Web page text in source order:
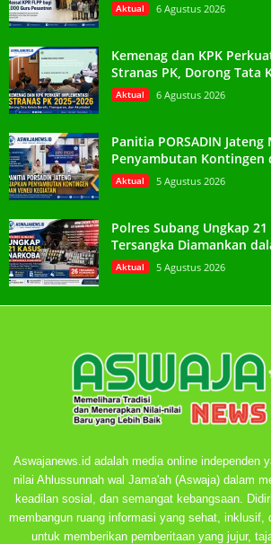
Aktual 6 Agustus 2026
Kemenag dan KPK
Stranas PK, Dorong Tata
Aktual 6 Agustus 2026
Panitia PORSADIN
Penyambutan Kontingen
Aktual 5 Agustus 2026
Polres Subang Ungkap
Tersangka Diamankan
Aktual 5 Agustus 2026
Aswajanews.id adalah media online independen
nilai Ahlussunnah wal Jama'ah (Aswaja) dalam
keadilan sosial, dan semangat kebangsaan.
membangun ruang informasi yang sehat, inklusif,
untuk memberikan pemberitaan yang jujur,